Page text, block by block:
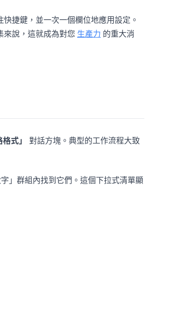
捷鍵，並一次一個欄位地應用設定。
來說，這就成為對您 生產力 的重大消
式」
對話方塊。典型的工作流程大致
」群組內找到它們。這個下拉式清單顯